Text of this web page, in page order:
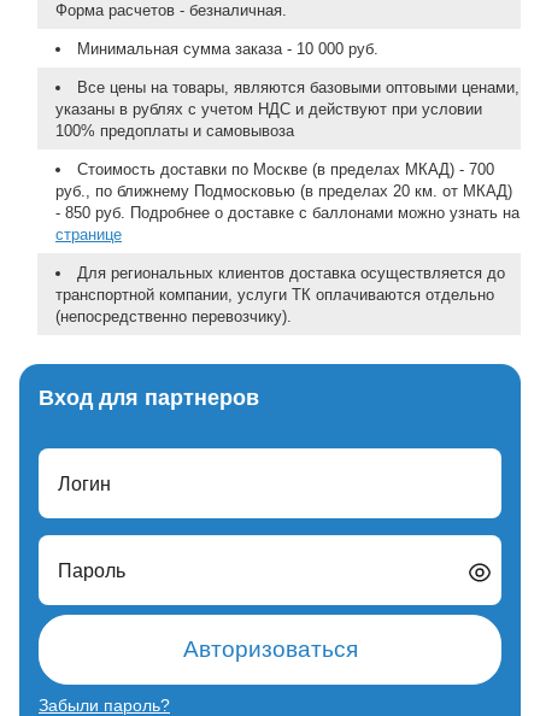
Форма расчетов - безналичная.
Минимальная сумма заказа - 10 000 руб.
Все цены на товары, являются базовыми оптовыми ценами,
указаны в рублях с учетом НДС и действуют при условии
100% предоплаты и самовывоза
Стоимость доставки по Москве (в пределах МКАД) - 700
руб., по ближнему Подмосковью (в пределах 20 км. от МКАД)
- 850 руб. Подробнее о доставке с баллонами можно узнать на
странице
Для региональных клиентов доставка осуществляется до
транспортной компании, услуги ТК оплачиваются отдельно
(непосредственно перевозчику).
Вход для партнеров
Логин
Пароль
Авторизоваться
Забыли пароль?